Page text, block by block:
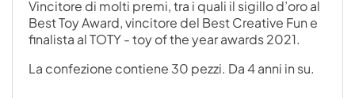
Vincitore di molti premi, tra i quali il sigillo d’oro al
Best Toy Award, vincitore del Best Creative Fun e
finalista al TOTY - toy of the year awards 2021.
La confezione contiene 30 pezzi. Da 4 anni in su.